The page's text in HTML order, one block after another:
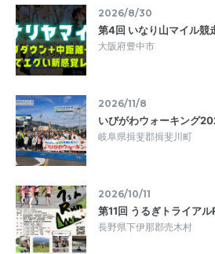
2026/8/30
第4回 いなり山マイル競
大阪府豊中市
2026/11/8
いびがわウォーキング
岐阜県揖斐郡揖斐川町
2026/10/11
第11回 うるぎトライアル
長野県下伊那郡売木村